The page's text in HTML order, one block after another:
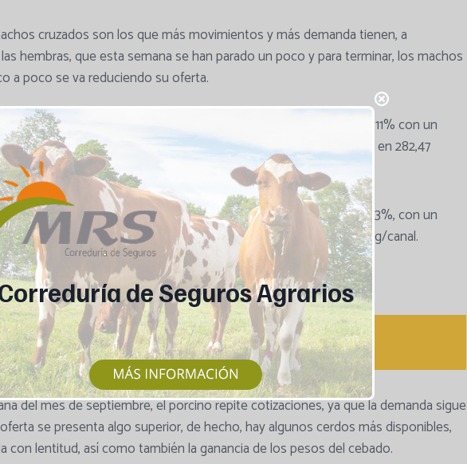
cruzados son los que más movimientos y más demanda tienen, a
hembras, que esta semana se han parado un poco y para terminar, los machos
a poco se va reduciendo su oferta.
comparativa semana 36 y 37, disminuyen esta semana, 5,11% con un
levemente, -2,12 kilos, situando el peso medio de la semana en 282,47
se mantienen con un leve aumento, en este caso, en un 0,73%, con un
3,85 kilos, situando el peso medio de la semana en 242,81 kg/canal.
del mes de septiembre, el porcino repite cotizaciones, ya que la demanda sigue
se presenta algo superior, de hecho, hay algunos cerdos más disponibles,
con lentitud, así como también la ganancia de los pesos del cebado.
This popup will close in:7
de Seguros Agrarios